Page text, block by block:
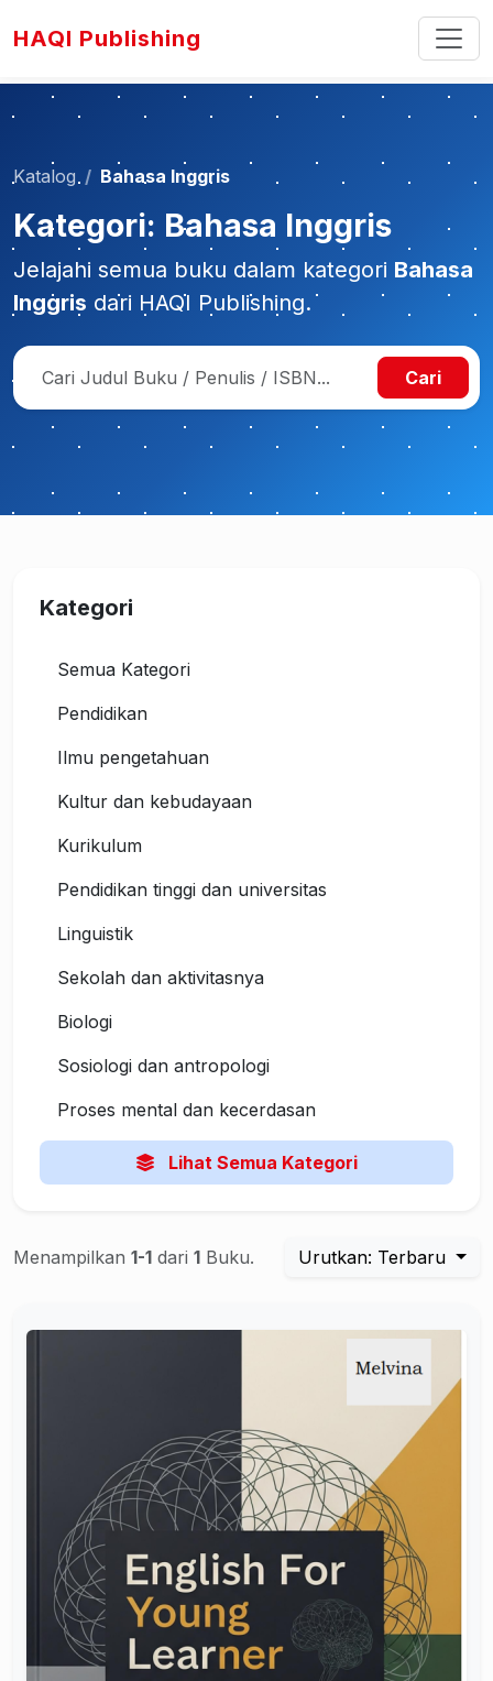
HAQI Publishing
Katalog Bahasa Inggris
Kategori: Bahasa Inggris
Jelajahi semua buku dalam kategori Bahasa
Inggris dari HAQI Publishing.
Cari
Kategori
Semua Kategori
Pendidikan
Ilmu pengetahuan
Kultur dan kebudayaan
Kurikulum
Pendidikan tinggi dan universitas
Linguistik
Sekolah dan aktivitasnya
Biologi
Sosiologi dan antropologi
Proses mental dan kecerdasan
Lihat Semua Kategori
Menampilkan 1-1 dari 1 Buku. Urutkan: Terbaru